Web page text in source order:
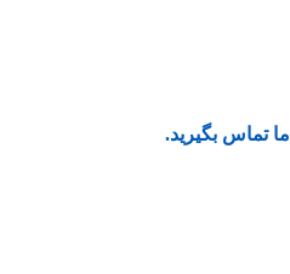
تماس بگیرید.